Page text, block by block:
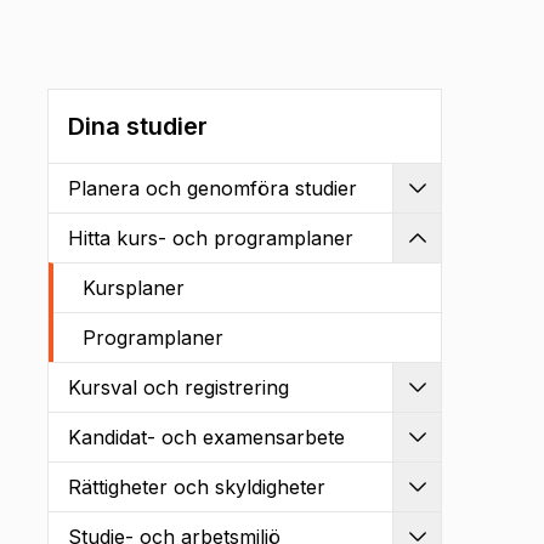
Dina studier
Planera och genomföra studier
Hitta kurs- och programplaner
Kursplaner
Programplaner
Kursval och registrering
Kandidat- och examensarbete
Rättigheter och skyldigheter
Studie- och arbetsmiljö